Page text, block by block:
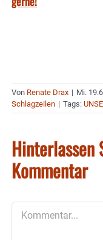
Von Renate Drax | Mi.
Schlagzeilen | Tags:
Hinterlassen
Kommentar